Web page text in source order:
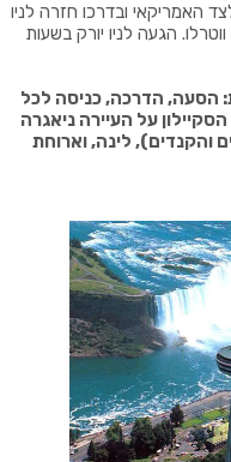
האמריקאי ובדרכו חזרה לניו
הגעה לניו יורק בשעות
הסעה, הדרכה, כניסה לכל
על העיירה ניאגרה
והקנדים), לינה, וארוחת